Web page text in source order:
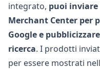
integrato, puoi
Merchant Center per
Google e
ricerca. I prodotti
per essere mostrati